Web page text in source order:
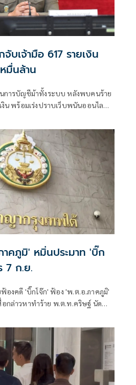
บเจ้ามือ 617 รายเงิน
มื่นล้าน
การบัญชีม้าทั้งระบบ หลังพบคนร้าย
น พร้อมเร่งปราบเว็บพนันออนไลน์
คภูมิ' หมิ่นประมาท 'บิ๊ก
7 ก.ย.
องคดี 'บิ๊กโจ๊ก' ฟ้อง 'พ.ต.อ.ภาคภูมิ'
กล่าวหาทำร้าย พ.ต.ท.คริษฐ์ นัด